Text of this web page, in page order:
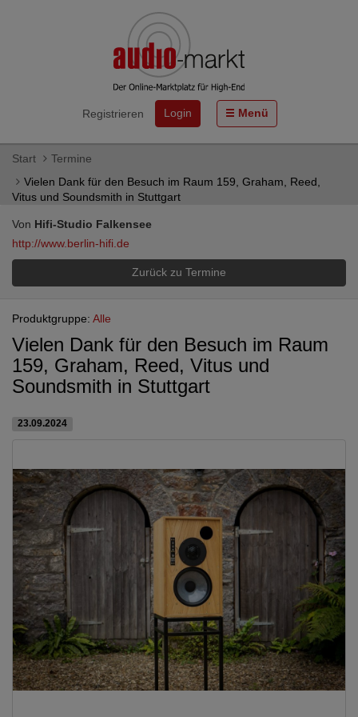
Registrieren Login Menü
Start
Termine
Vielen Dank für den Besuch im Raum 159, Graham, Reed,
Vitus und Soundsmith in Stuttgart
Von Hifi-Studio Falkensee
http://www.berlin-hifi.de
Zurück zu Termine
Produktgruppe: Alle
Vielen Dank für den Besuch im Raum
159, Graham, Reed, Vitus und
Soundsmith in Stuttgart
23.09.2024